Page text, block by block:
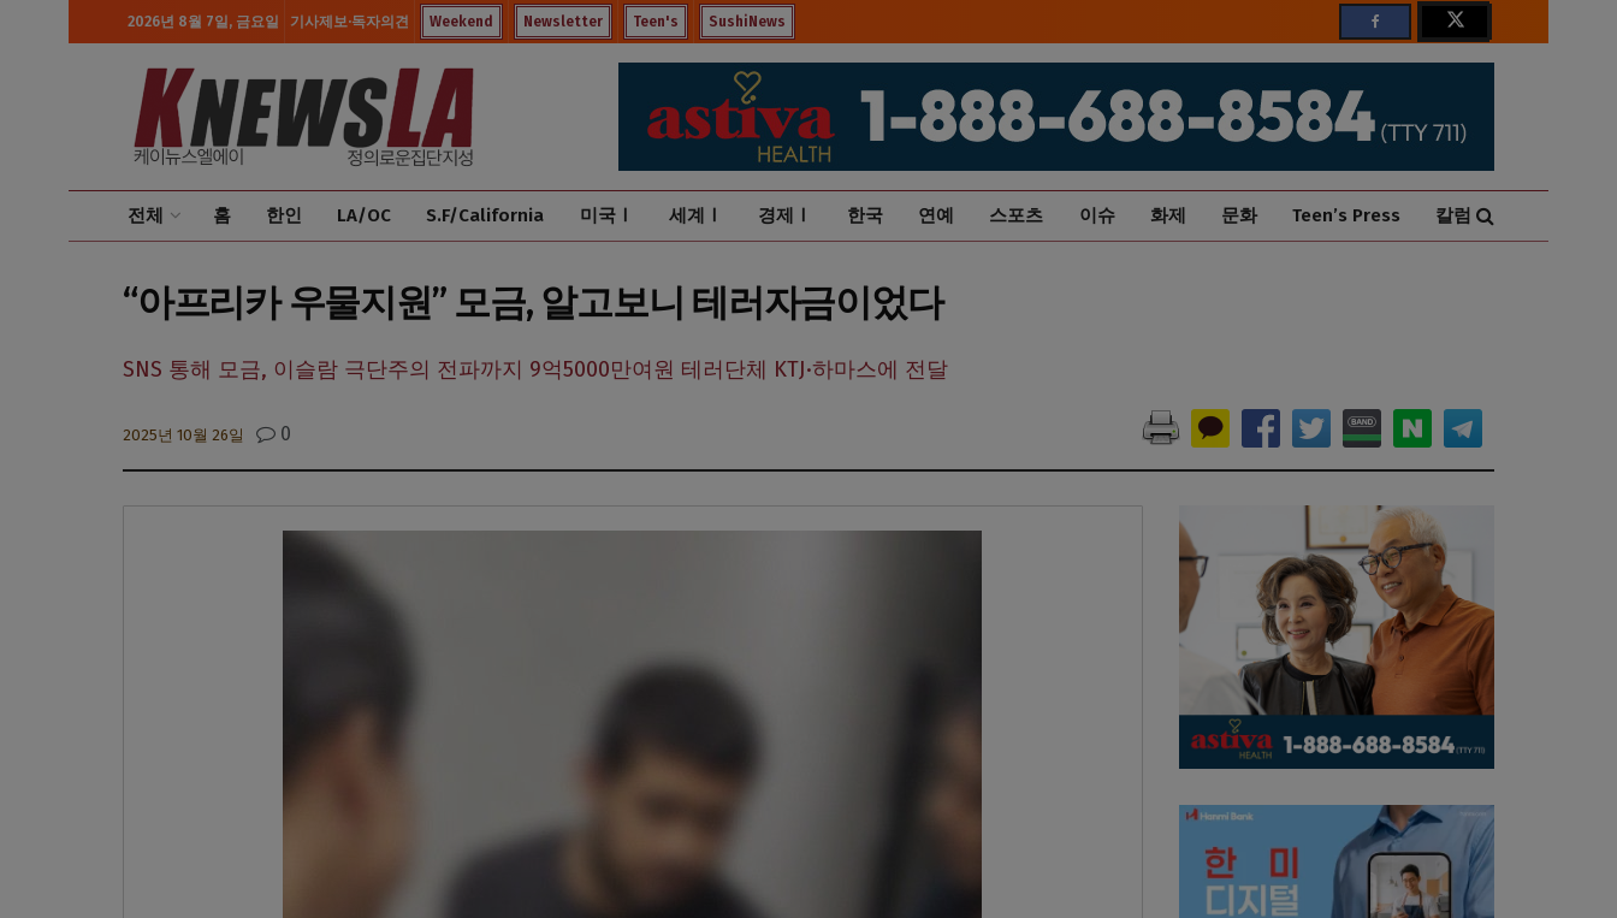
2026년 8월 7일, 금요일 기사제보·독자의견 Weekend Newsletter Teen's SushiNews
전체 홈 한인 LA/OC S.F/California 미국Ⅰ 세계Ⅰ 경제Ⅰ 한국 연예 스포츠 이슈 화제 문화 Teen’s Press 칼럼
“아프리카 우물지원” 모금, 알고보니 테러자금이었다
SNS 통해 모금, 이슬람 극단주의 전파까지 9억5000만여원 테러단체 KTJ·하마스에 전달
2025년 10월 26일 0